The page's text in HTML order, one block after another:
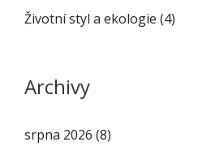
Životní styl a ekologie (4)
Archivy
srpna 2026 (8)